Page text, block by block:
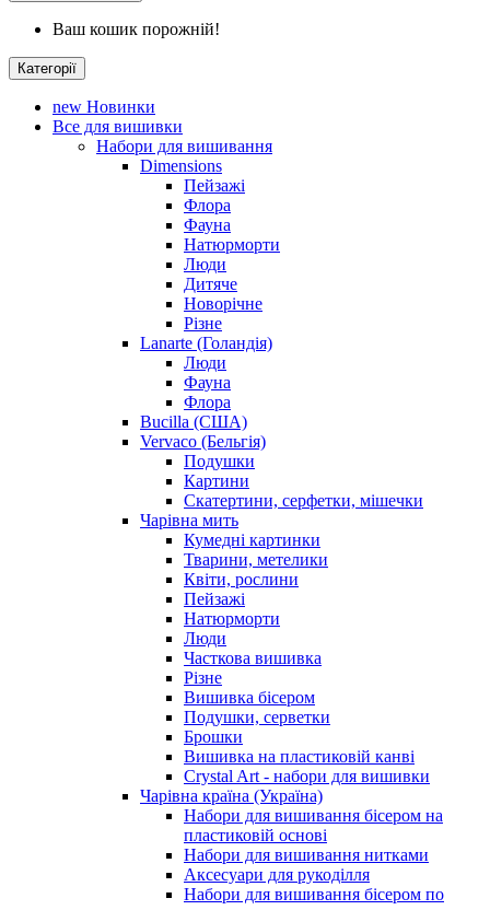
Ваш кошик порожній!
Категорії
new Новинки
Все для вишивки
Набори для вишивання
Dimensions
Пейзажі
Флора
Фауна
Натюрморти
Люди
Дитяче
Новорічне
Різне
Lanarte (Голандія)
Люди
Фауна
Флора
Bucilla (США)
Vervaco (Бельгія)
Подушки
Картини
Скатертини, серфетки, мішечки
Чарiвна мить
Кумедні картинки
Тварини, метелики
Квіти, рослини
Пейзажі
Натюрморти
Люди
Часткова вишивка
Різне
Вишивка бісером
Подушки, серветки
Брошки
Вишивка на пластиковій канві
Crystal Art - набори для вишивки
Чарівна країна (Україна)
Набори для вишивання бісером на
пластиковій основі
Набори для вишивання нитками
Аксесуари для рукоділля
Набори для вишивання бісером по